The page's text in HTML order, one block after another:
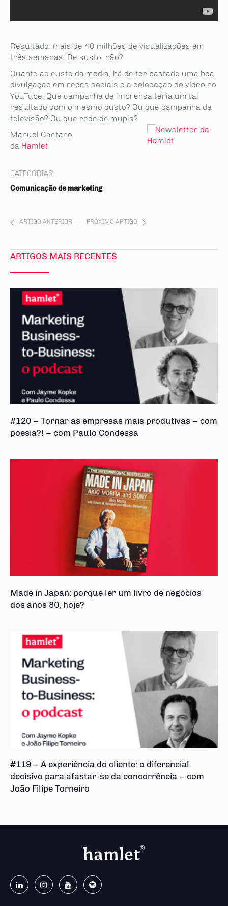
Resultado: mais de 40 milhões de visualizações em
três semanas. De susto, não?
Quanto ao custo da media, há de ter bastado uma boa
divulgação em redes sociais e a colocação do vídeo no
YouTube. Que campanha de imprensa teria um tal
resultado com o mesmo custo? Ou que campanha de
televisão? Ou que rede de mupis?
Manuel Caetano
da Hamlet
CATEGORIAS:
Comunicação de marketing
ARTIGO ANTERIOR PRÓXIMO ARTIGO
ARTIGOS MAIS RECENTES
#120 – Tornar as empresas mais produtivas – com
poesia?! – com Paulo Condessa
Made in Japan: porque ler um livro de negócios
dos anos 80, hoje?
#119 – A experiência do cliente: o diferencial
decisivo para afastar-se da concorrência – com
João Filipe Torneiro